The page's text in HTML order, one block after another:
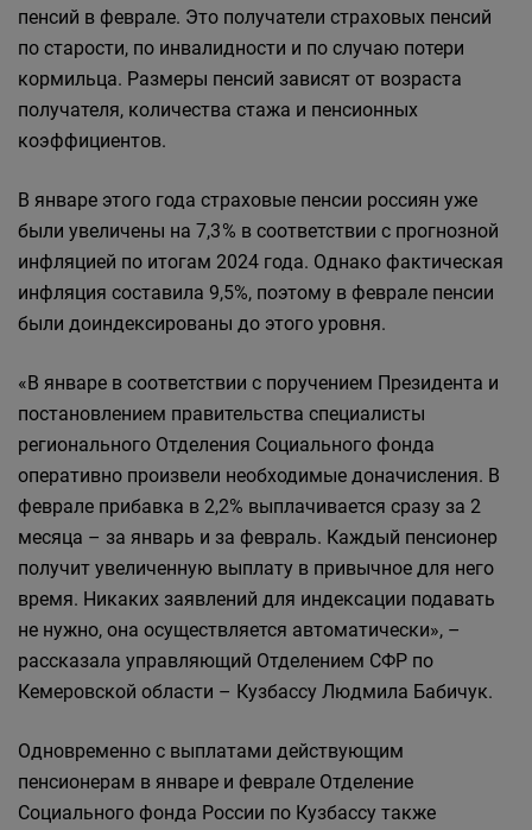
пенсий в феврале. Это получатели страховых пенсий
по старости, по инвалидности и по случаю потери
кормильца. Размеры пенсий зависят от возраста
получателя, количества стажа и пенсионных
коэффициентов.
В январе этого года страховые пенсии россиян уже
были увеличены на 7,3 % в соответствии с прогнозной
инфляцией по итогам 2024 года. Однако фактическая
инфляция составила 9,5%, поэтому в феврале пенсии
были доиндексированы до этого уровня.
«В январе в соответствии с поручением Президента и
постановлением правительства специалисты
регионального Отделения Социального фонда
оперативно произвели необходимые доначисления. В
феврале прибавка в 2,2% выплачивается сразу за 2
месяца – за январь и за февраль. Каждый пенсионер
получит увеличенную выплату в привычное для него
время. Никаких заявлений для индексации подавать
не нужно, она осуществляется автоматически», –
рассказала управляющий Отделением СФР по
Кемеровской области – Кузбассу Людмила Бабичук.
Одновременно с выплатами действующим
пенсионерам в январе и феврале Отделение
Социального фонда России по Кузбассу также